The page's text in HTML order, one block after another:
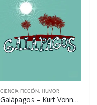
CIENCIA FICCIÓN , HUMOR
Galápagos – Kurt Vonnegut